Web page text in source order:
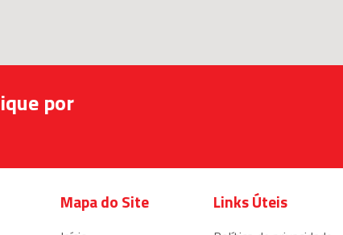
por
Mapa do Site Links Úteis